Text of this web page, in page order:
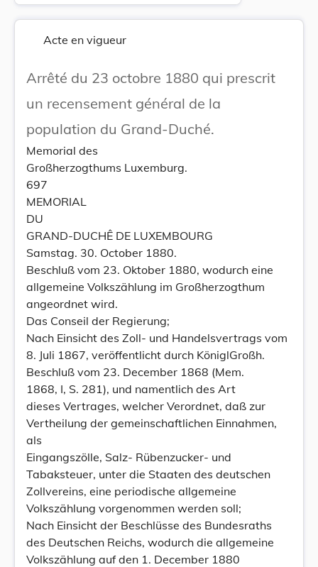
Acte en vigueur
Arrêté du 23 octobre 1880 qui prescrit
un recensement général de la
population du Grand-Duché.
Memorial des
Großherzogthums Luxemburg.
697
MEMORIAL
DU
GRAND-DUCHÊ DE LUXEMBOURG
Samstag. 30. October 1880.
Beschluß vom 23. Oktober 1880, wodurch eine
allgemeine Volkszählung im Großherzogthum
angeordnet wird.
Das Conseil der Regierung;
Nach Einsicht des Zoll- und Handelsvertrags vom
8. Juli 1867, veröffentlicht durch KöniglGroßh.
Beschluß vom 23. December 1868 (Mem.
1868, I, S. 281), und namentlich des Art
dieses Vertrages, welcher Verordnet, daß zur
Vertheilung der gemeinschaftlichen Einnahmen,
als
Eingangszölle, Salz- Rübenzucker- und
Tabaksteuer, unter die Staaten des deutschen
Zollvereins, eine periodische allgemeine
Volkszählung vorgenommen werden soll;
Nach Einsicht der Beschlüsse des Bundesraths
des Deutschen Reichs, wodurch die allgemeine
Volkszählung auf den 1. December 1880